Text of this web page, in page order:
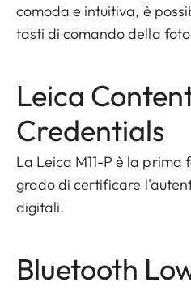
comoda e intuitiva, è
tasti di comando della
Leica
Credentials
La Leica M11-P è la
grado di certificare
digitali.
Bluetooth